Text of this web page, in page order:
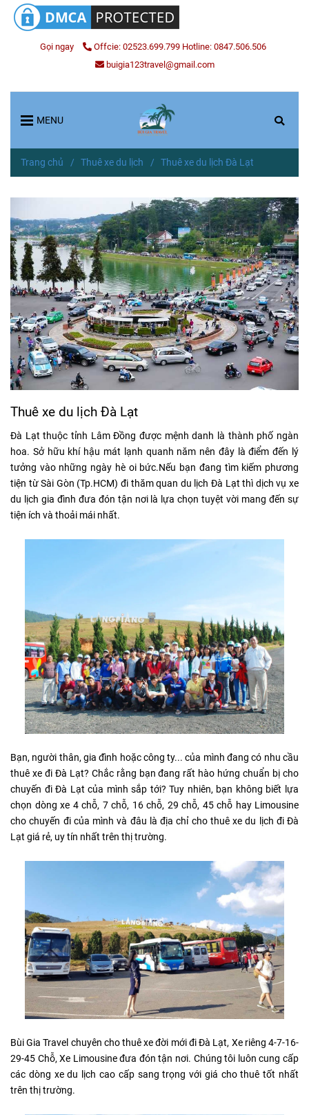
Gọi ngay
Offcie: 02523.699.799 Hotline: 0847.506.506
buigia123travel@gmail.com
MENU
Trang chủ / Thuê xe du lịch / Thuê xe du lịch Đà Lạt
Thuê xe du lịch Đà Lạt
Đà Lạt thuộc tỉnh Lâm Đồng được mệnh danh là thành phố ngàn
hoa. Sở hữu khí hậu mát lạnh quanh năm nên đây là điểm đến lý
tưởng vào những ngày hè oi bức.Nếu bạn đang tìm kiếm phương
tiện từ Sài Gòn (Tp.HCM) đi thăm quan du lịch Đà Lạt thì dịch vụ xe
du lịch gia đình đưa đón tận nơi là lựa chọn tuyệt vời mang đến sự
tiện ích và thoải mái nhất.
Bạn, người thân, gia đình hoặc công ty... của mình đang có nhu cầu
thuê xe đi Đà Lạt? Chắc rằng bạn đang rất hào hứng chuẩn bị cho
chuyến đi Đà Lạt của mình sắp tới? Tuy nhiên, bạn không biết lựa
chọn dòng xe 4 chỗ, 7 chỗ, 16 chỗ, 29 chỗ, 45 chỗ hay Limousine
cho chuyến đi của mình và đâu là địa chỉ cho thuê xe du lịch đi Đà
Lạt giá rẻ, uy tín nhất trên thị trường.
Bùi Gia Travel chuyên cho thuê xe đời mới đi Đà Lạt, Xe riêng 4-7-16-
29-45 Chỗ, Xe Limousine đưa đón tận nơi. Chúng tôi luôn cung cấp
các dòng xe du lịch cao cấp sang trọng với giá cho thuê tốt nhất
trên thị trường.